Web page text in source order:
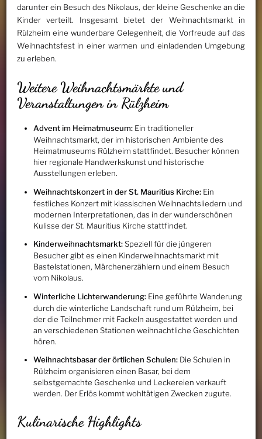
darunter ein Besuch des Nikolaus, der kleine Geschenke an die
Kinder verteilt. Insgesamt bietet der Weihnachtsmarkt in
Rülzheim eine wunderbare Gelegenheit, die Vorfreude auf das
Weihnachtsfest in einer warmen und einladenden Umgebung
zu erleben.
Weitere Weihnachtsmärkte und
Veranstaltungen in Rülzheim
Advent im Heimatmuseum:Ein traditioneller
Weihnachtsmarkt, der im historischen Ambiente des
Heimatmuseums Rülzheim stattfindet. Besucher können
hier regionale Handwerkskunst und historische
Ausstellungen erleben.
Weihnachtskonzert in der St. Mauritius Kirche:Ein
festliches Konzert mit klassischen Weihnachtsliedern und
modernen Interpretationen, das in der wunderschönen
Kulisse der St. Mauritius Kirche stattfindet.
Kinderweihnachtsmarkt:Speziell für die jüngeren
Besucher gibt es einen Kinderweihnachtsmarkt mit
Bastelstationen, Märchenerzählern und einem Besuch
vom Nikolaus.
Winterliche Lichterwanderung:Eine geführte Wanderung
durch die winterliche Landschaft rund um Rülzheim, bei
der die Teilnehmer mit Fackeln ausgestattet werden und
an verschiedenen Stationen weihnachtliche Geschichten
hören.
Weihnachtsbasar der örtlichen Schulen:Die Schulen in
Rülzheim organisieren einen Basar, bei dem
selbstgemachte Geschenke und Leckereien verkauft
werden. Der Erlös kommt wohltätigen Zwecken zugute.
Kulinarische Highlights